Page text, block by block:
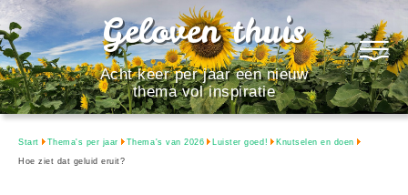
Geloven thuis
Acht keer per jaar een nieuw
thema vol inspiratie
Start Thema's per jaar Thema's van 2026 Luister goed! Knutselen en doen
Hoe ziet dat geluid eruit?